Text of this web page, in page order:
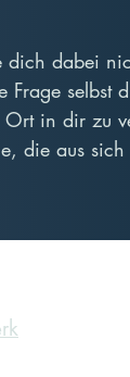
dich dabei
Frage selbst
in dir zu
die aus